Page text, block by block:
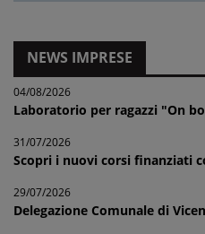
NEWS IMPRESE
04/08/2026
Laboratorio per ragazzi "On
31/07/2026
Scopri i nuovi corsi finanziati
29/07/2026
Delegazione Comunale di